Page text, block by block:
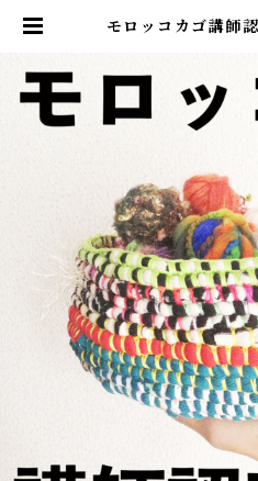
モロッコカゴ講師